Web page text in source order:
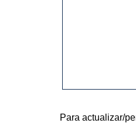
Para actualizar/